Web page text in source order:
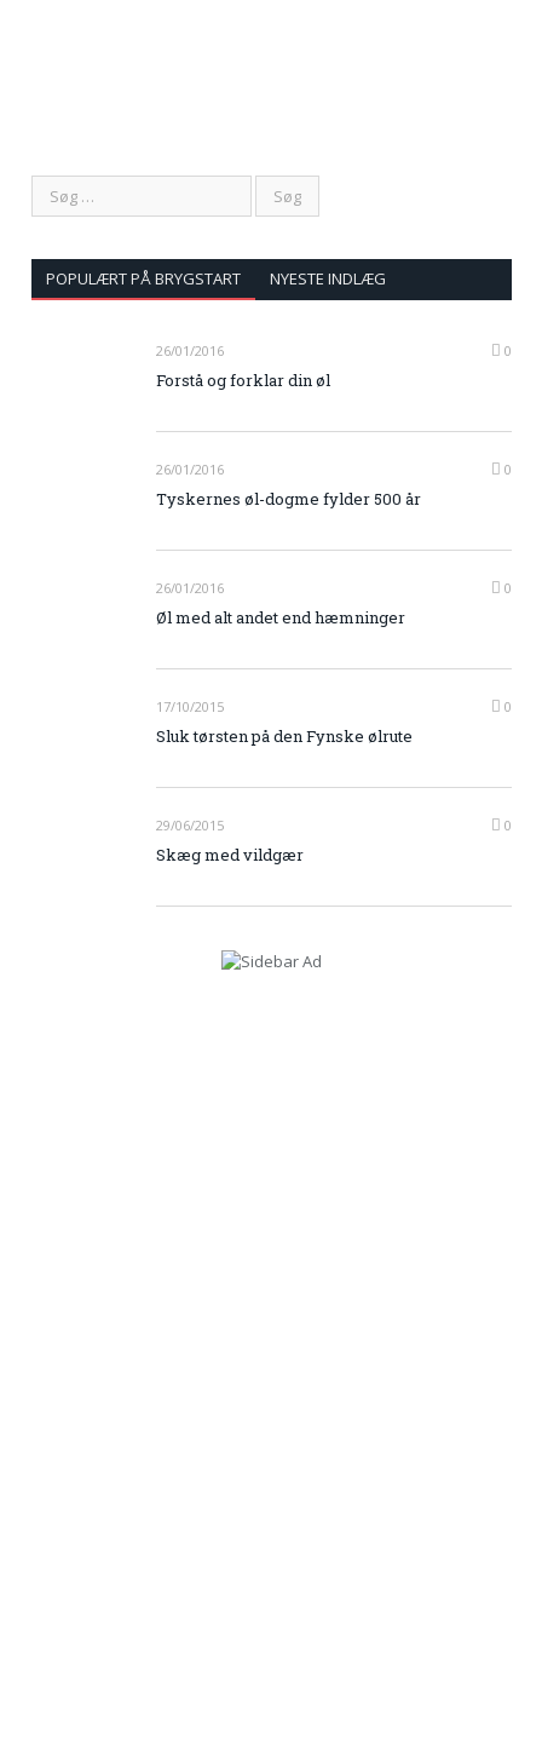
POPULÆRT PÅ BRYGSTART NYESTE INDLÆG
26/01/2016 0
Forstå og forklar din øl
26/01/2016 0
Tyskernes øl-dogme fylder 500 år
26/01/2016 0
Øl med alt andet end hæmninger
17/10/2015 0
Sluk tørsten på den Fynske ølrute
29/06/2015 0
Skæg med vildgær